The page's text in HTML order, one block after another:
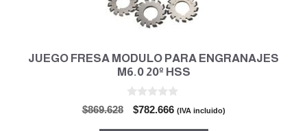
JUEGO FRESA MODULO PARA ENGRANAJES
M6.0 20º HSS
$869.628
El
$782.666El(IVA incluido)